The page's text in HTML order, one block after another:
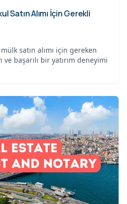
Satın Alımı İçin Gerekli
satın alımı için gereken
başarılı bir yatırım deneyimi